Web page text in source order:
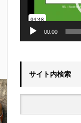
00:00
サイト内検索